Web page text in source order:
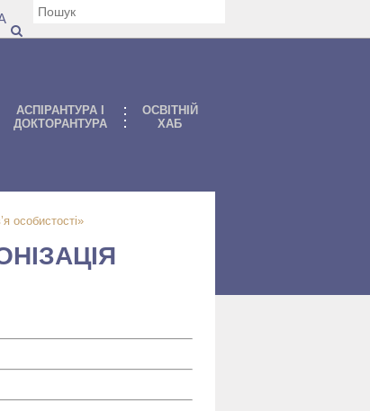
АСПIРАНТУРА I
ДОКТОРАНТУРА
ОСВІТНІЙ
ХАБ
особистості»